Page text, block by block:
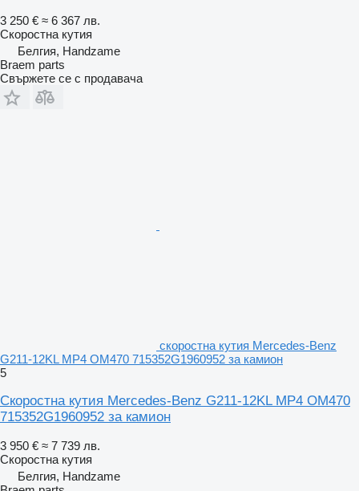
3 250 € ≈ 6 367 лв.
Скоростна кутия
Белгия, Handzame
Braem parts
Свържете се с продавача
скоростна кутия Mercedes-Benz
G211-12KL MP4 OM470 715352G1960952 за камион
5
Скоростна кутия Mercedes-Benz G211-12KL MP4 OM470
715352G1960952 за камион
3 950 € ≈ 7 739 лв.
Скоростна кутия
Белгия, Handzame